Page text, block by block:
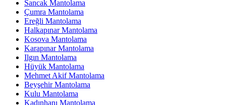
Sancak Mantolama
Çumra Mantolama
Ereğli Mantolama
Halkapınar Mantolama
Kosova Mantolama
Karapınar Mantolama
Ilgın Mantolama
Hüyük Mantolama
Mehmet Akif Mantolama
Beyşehir Mantolama
Kulu Mantolama
Kadınhanı Mantolama